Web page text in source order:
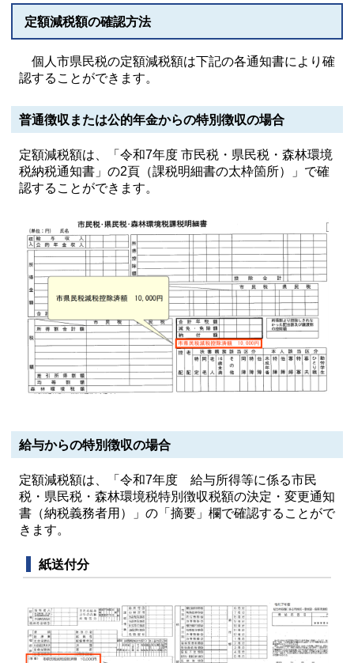
定額減税額の確認方法
個人市県民税の定額減税額は下記の各通知書により確
認することができます。
普通徴収または公的年金からの特別徴収の場合
定額減税額は、「令和7年度 市民税・県民税・森林環境
税納税通知書」の2頁（課税明細書の太枠箇所）」で確
認することができます。
給与からの特別徴収の場合
定額減税額は、「令和7年度 給与所得等に係る市民
税・県民税・森林環境税特別徴収税額の決定・変更通知
書（納税義務者用）」の「摘要」欄で確認することがで
きます。
紙送付分